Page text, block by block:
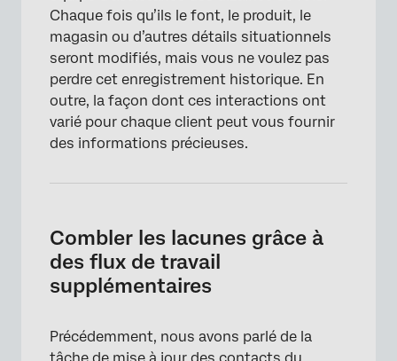
×
Chaque fois qu’ils le font, le produit, le
magasin ou d’autres détails situationnels
seront modifiés, mais vous ne voulez pas
perdre cet enregistrement historique. En
outre, la façon dont ces interactions ont
varié pour chaque client peut vous fournir
des informations précieuses.
Combler les lacunes grâce à
des flux de travail
supplémentaires
Précédemment, nous avons parlé de la